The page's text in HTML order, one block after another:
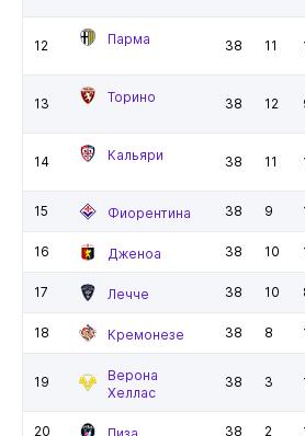
12 Парма 38 11
13 Торино 38 12
14 Кальяри 38 11
15 Фиорентина 38 9
16 Дженоа 38 10
17 Лечче 38 10
18 Кремонезе 38 8
19
Верона
Хеллас
38 3
20 38 2